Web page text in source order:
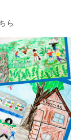
ら